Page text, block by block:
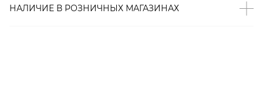
НАЛИЧИЕ В РОЗНИЧНЫХ МАГАЗИНАХ